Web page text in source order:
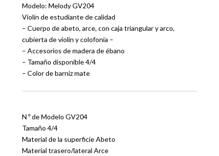
Modelo: Melody GV204
Violín de estudiante de calidad
– Cuerpo de abeto, arce, con caja triangular y arco,
cubierta de violín y colofonia –
– Accesorios de madera de ébano
– Tamaño disponible 4/4
– Color de barniz mate
N º de Modelo GV204
Tamaño 4/4
Material de la superficie Abeto
Material trasero/lateral Arce